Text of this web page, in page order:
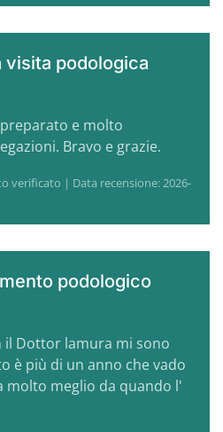
podologica
e molto
Bravo e grazie.
verificato | Data recensione: 2026-
podologico
il Dottor lamura mi sono
è più di un anno che vado
molto meglio da quando l'